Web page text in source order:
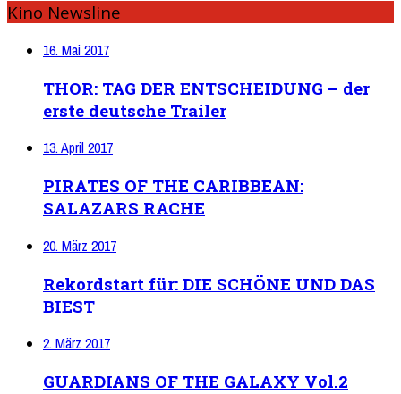
Kino Newsline
16. Mai 2017
THOR: TAG DER ENTSCHEIDUNG – der
erste deutsche Trailer
13. April 2017
PIRATES OF THE CARIBBEAN:
SALAZARS RACHE
20. März 2017
Rekordstart für: DIE SCHÖNE UND DAS
BIEST
2. März 2017
GUARDIANS OF THE GALAXY Vol.2